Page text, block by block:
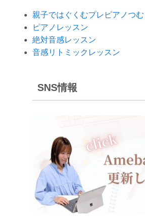
親子ではぐくむプレピアノつ
ピアノレッスン
絶対音感レッスン
音感リトミックレッスン
SNS情報